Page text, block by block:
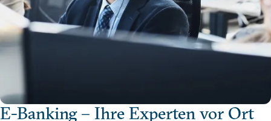
E-Banking – Ihre Experten vor Ort